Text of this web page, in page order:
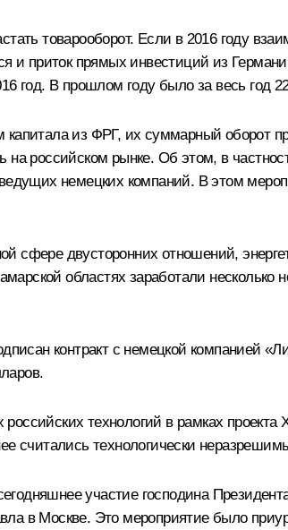
товарооборот. Если в 2016 году
и приток прямых инвестиций из
год. В прошлом году было за весь год
из ФРГ, их суммарный оборот
российском рынке. Об этом, в
немецких компаний. В этом
сфере двусторонних отношений,
областях заработали несколько
контракт с немецкой компанией
технологий в рамках
считались технологически
участие господина
в Москве. Это мероприятие было